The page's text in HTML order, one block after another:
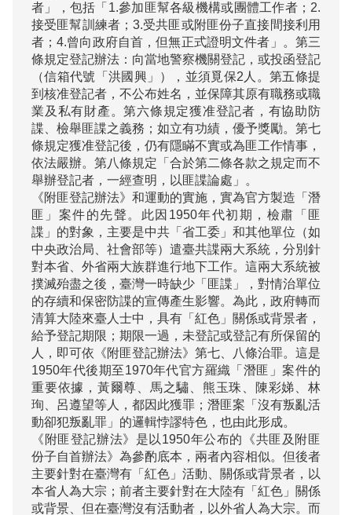
者」，包括「1.參加匪幫各級機構或團體工作者；2.
接受匪幫訓練者；3.受共匪或附匪份子直接間接利用
者；4.曾向政府自首，但無正式證明文件者」。第三
條規定登記辦法：向當地警察機關登記，或投函登記
（信箱代號「洪國興」），並須覓保2人。第五條提
到核准登記者，不公布姓名，並保障其原有職務或職
業及私有財產。第六條規定獲准登記者，有協助防
諜、檢舉匪諜之義務；如立有功績，優予獎勵。第七
條規定獲准登記後，仍有隱瞞不實或為匪工作情事，
依法嚴辦。第八條規定「合於第二條各款之規定而不
舉辦登記者，一經查明，以匪諜論處」。
《附匪登記辦法》和運動的實施，實為官方製造「潛
匪」案件的先聲。此因1950年代初期，檢肅「匪
諜」的對象，主要是中共「省工委」和其他單位（如
中央政治局、社會部等）遣臺共諜兩大系統，分別針
對本省、外省兩大族群進行地下工作。這兩大系統被
撲滅殆盡之後，臺灣一時缺少「匪諜」，對情治單位
的存續和保密防諜的宣傳產生影響。為此，政府轉而
清算大陸來臺人士中，具有「紅色」關係或背景者，
給予登記期限；期限一過，未登記或登記有所保留的
人，即可依《附匪登記辦法》第七、八條治罪。這是
1950年代後期至1970年代官方羅織「潛匪」案件的
重要依據，黃爾尊、馬之驌、熊玉珠、陳彩娣、林
珣、呂遵望等人，都因此獲罪；潛匪案「沒有叛亂活
動卻犯叛亂罪」的邏輯悖謬特色，也由此形成。
《附匪登記辦法》是以1950年公布的《共匪及附匪
份子自首辦法》為參酌底本，兩者內容相似。但後者
主要針對在臺灣有「紅色」活動、關係或背景者，以
本省人為大宗；前者主要針對在大陸有「紅色」關係
或背景、但在臺灣沒有活動者，以外省人為大宗。而